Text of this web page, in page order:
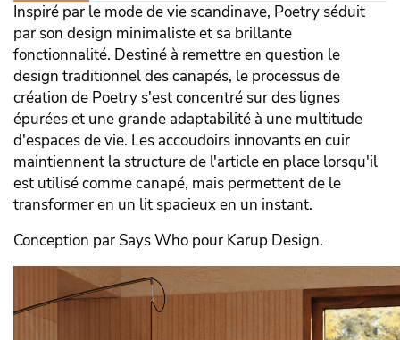
Inspiré par le mode de vie scandinave, Poetry séduit
par son design minimaliste et sa brillante
fonctionnalité. Destiné à remettre en question le
design traditionnel des canapés, le processus de
création de Poetry s'est concentré sur des lignes
épurées et une grande adaptabilité à une multitude
d'espaces de vie. Les accoudoirs innovants en cuir
maintiennent la structure de l'article en place lorsqu'il
est utilisé comme canapé, mais permettent de le
transformer en un lit spacieux en un instant.
Conception par Says Who pour Karup Design.